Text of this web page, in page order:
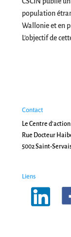
population
Wallonie et en
L’objectif de
Contact
Le Centre
Rue Docteur
5002 Saint-
Liens